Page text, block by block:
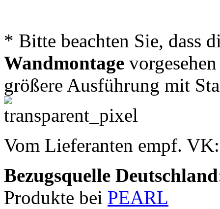
* Bitte beachten Sie, dass
Wandmontage
größere Ausführung mit
Vom Lieferanten empf.
Bezugsquelle Deutschland
Produkte bei PEARL